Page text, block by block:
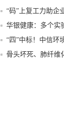
“码”上复工力助企
华银健康：多个实
“四”中标！中信环
骨头坏死、肺纤
新冠肺炎传播强，